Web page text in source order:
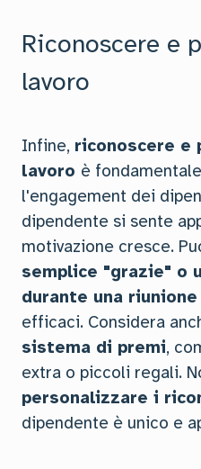
Riconoscere e
lavoro
Infine, riconoscere e
lavoro è
l'engagement dei
dipendente si sente
motivazione cresce.
semplice "grazie" o
durante una riunione
efficaci. Considera
sistema di premi,
extra o piccoli regali.
personalizzare i
dipendente è unico e